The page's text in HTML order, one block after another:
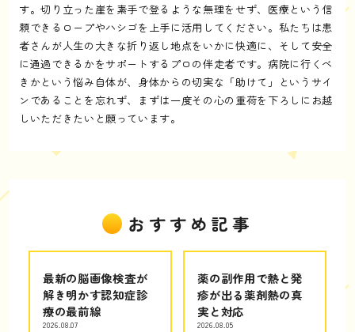
す。切り立った崖を素手で登るような無理をせず、医療という信
頼できるロープやハシゴを上手に活用してください。私たちは患
者さんが人生の大きな折り返し地点をいかに快適に、そして安全
に通過できるかをサポートするプロの伴走者です。病院に行くべ
きかという悩み自体が、身体からの切実な「助けて」というサイ
ンであることを忘れず、まずは一度その心の重荷を下ろしにお越
しいただきたいと願っています。
おすすめ記事
最新の脳画像検査が
解き明かす認知症診
療の最前線
2026.08.07
薬の副作用で熱と発
疹が出る薬剤熱の真
実と対応
2026.08.05